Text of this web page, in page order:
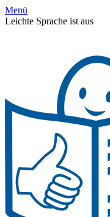
Menü
Leichte Sprache ist aus